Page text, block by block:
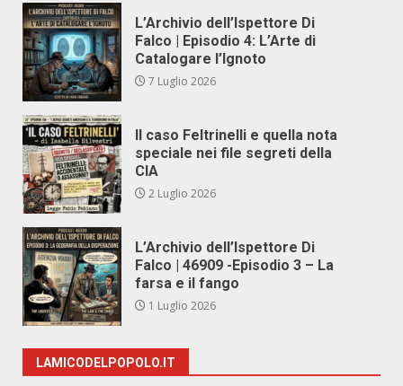
L’Archivio dell’Ispettore Di
Falco | Episodio 4: L’Arte di
Catalogare l’Ignoto
7 Luglio 2026
Il caso Feltrinelli e quella nota
speciale nei file segreti della
CIA
2 Luglio 2026
L’Archivio dell’Ispettore Di
Falco | 46909 -Episodio 3 – La
farsa e il fango
1 Luglio 2026
LAMICODELPOPOLO.IT